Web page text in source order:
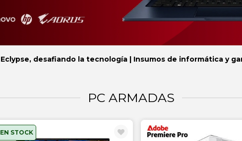
Eclypse, desafiando la tecnología | Insumos de informática y
PC ARMADAS
EN STOCK